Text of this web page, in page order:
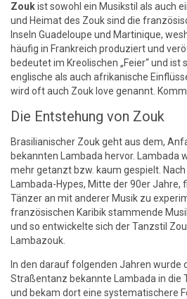
Zoukist sowohl ein Musikstil als auch
und Heimat des Zouk sind die
Inseln Guadeloupe und Martinique,
häufig in Frankreich produziert und
bedeutet im Kreolischen „Feier“ und
englische als auch afrikanische
wird oft auch Zouk love genannt.
Die Entstehung von Zouk
Brasilianischer Zouk geht aus dem,
bekannten Lambada hervor. Lambada
mehr getanzt bzw. kaum gespielt.
Lambada-Hypes, Mitte der 90er Jahre,
Tänzer an mit anderer Musik zu
französischen Karibik stammende
und so entwickelte sich der Tanzstil
Lambazouk.
In den darauf folgenden Jahren wurde
Straßentanz bekannte Lambada in die
und bekam dort eine systematischere